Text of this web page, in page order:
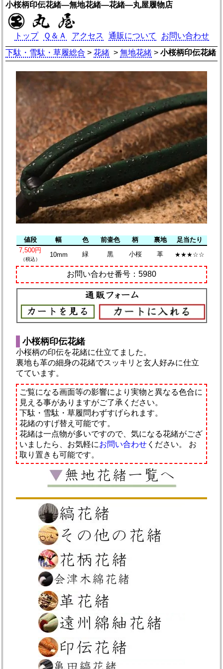
小桜柄印伝花緒―無地花緒―花緒―丸屋履物店
トップ Ｑ＆Ａ アクセス 通販について
お問い合わせ
下駄・雪駄・草履総合 >花緒 >無地花緒 >小桜柄印伝花緒
値段 幅 色 前壷色 柄 裏地
足当たり
7,500円
（税込）
10mm 緑 黒 小桜 革 ★★★☆☆
お問い合わせ番号：5980
小桜柄印伝花緒
小桜柄の印伝を花緒に仕立てました。
裏地も革の細身の花緒でスッキリと玄人好みに仕立
てています。
ご覧になる画面等の影響により実物と異なる色合に
見える事がありますがご了承ください。
下駄・雪駄・草履問わずすげられます。
花緒のすげ替え可能です。
花緒は一点物が多いですので、気になる花緒がござ
いましたら、お気軽にお問い合わせ ください。
お
取り置きも可能です。